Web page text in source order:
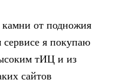
от подножия
я покупаю
тИЦ и из
сайтов